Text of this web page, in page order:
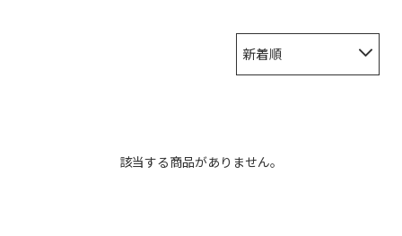
新着順
該当する商品がありません。